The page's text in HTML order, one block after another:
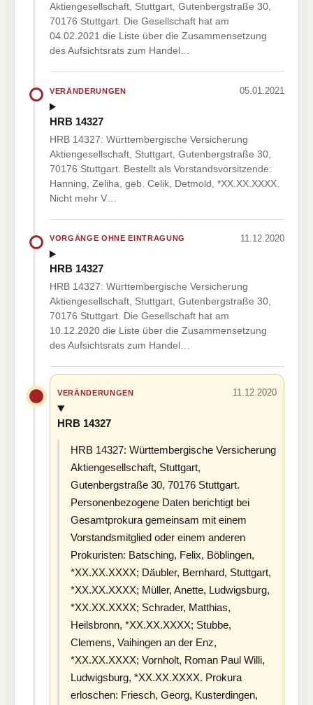
Aktiengesellschaft, Stuttgart, Gutenbergstraße 30,
70176 Stuttgart. Die Gesellschaft hat am
04.02.2021 die Liste über die Zusammensetzung
des Aufsichtsrats zum Handel…
VERÄNDERUNGEN 05.01.2021
HRB 14327
HRB 14327: Württembergische Versicherung
Aktiengesellschaft, Stuttgart, Gutenbergstraße 30,
70176 Stuttgart. Bestellt als Vorstandsvorsitzende:
Hanning, Zeliha, geb. Celik, Detmold, *XX.XX.XXXX.
Nicht mehr V…
VORGÄNGE OHNE EINTRAGUNG 11.12.2020
HRB 14327
HRB 14327: Württembergische Versicherung
Aktiengesellschaft, Stuttgart, Gutenbergstraße 30,
70176 Stuttgart. Die Gesellschaft hat am
10.12.2020 die Liste über die Zusammensetzung
des Aufsichtsrats zum Handel…
VERÄNDERUNGEN 11.12.2020
HRB 14327
HRB 14327: Württembergische Versicherung
Aktiengesellschaft, Stuttgart,
Gutenbergstraße 30, 70176 Stuttgart.
Personenbezogene Daten berichtigt bei
Gesamtprokura gemeinsam mit einem
Vorstandsmitglied oder einem anderen
Prokuristen: Batsching, Felix, Böblingen,
*XX.XX.XXXX; Däubler, Bernhard, Stuttgart,
*XX.XX.XXXX; Müller, Anette, Ludwigsburg,
*XX.XX.XXXX; Schrader, Matthias,
Heilsbronn, *XX.XX.XXXX; Stubbe,
Clemens, Vaihingen an der Enz,
*XX.XX.XXXX; Vornholt, Roman Paul Willi,
Ludwigsburg, *XX.XX.XXXX. Prokura
erloschen: Friesch, Georg, Kusterdingen,